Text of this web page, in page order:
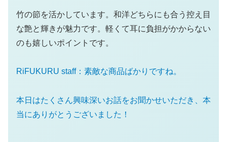
竹の節を活かしています。和洋どちらにも合う控え目
な艶と輝きが魅力です。軽くて耳に負担がかからない
のも嬉しいポイントです。
RiFUKURU staff：素敵な商品ばかりですね。
本日はたくさん興味深いお話をお聞かせいただき、本
当にありがとうございました！